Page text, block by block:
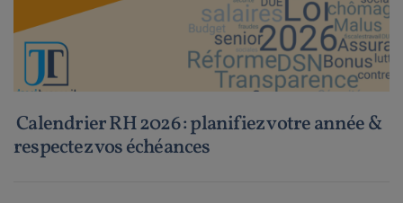
Calendrier RH 2026 : planifiez votre année &
respectez vos échéances